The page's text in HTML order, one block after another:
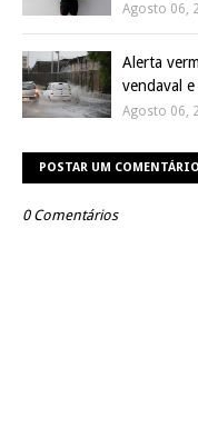
Agosto 06,
Alerta
vendaval
Agosto 06,
POSTAR UM COMENTÁRIO
0 Comentários